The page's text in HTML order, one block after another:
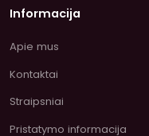
Informacija
Apie mus
Kontaktai
Straipsniai
Pristatymo informacija